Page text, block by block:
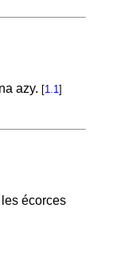
azy. [1.1]
écorces